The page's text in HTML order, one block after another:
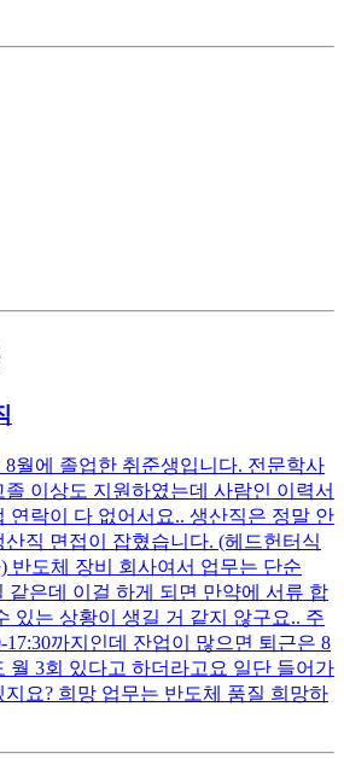
8월에 졸업한 취준생입니다. 전문학사
이상도 지원하였는데 사람인 이력서
연락이 다 없어서요.. 생산직은 정말 안
직 면접이 잡혔습니다. (헤드헌터식
반도체 장비 회사여서 업무는 단순
같은데 이걸 하게 되면 만약에 서류 합
있는 상황이 생길 거 같지 않구요.. 주
17:30까지인데 잔업이 많으면 퇴근은 8
월 3회 있다고 하더라고요 일단 들어가
지요? 희망 업무는 반도체 품질 희망하